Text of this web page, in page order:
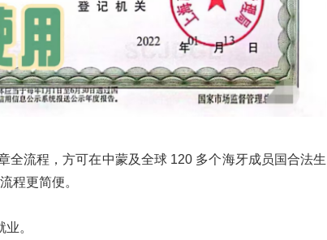
流程，方可在中蒙及全球 120 多个海牙成员国合法生
程更简便。
。